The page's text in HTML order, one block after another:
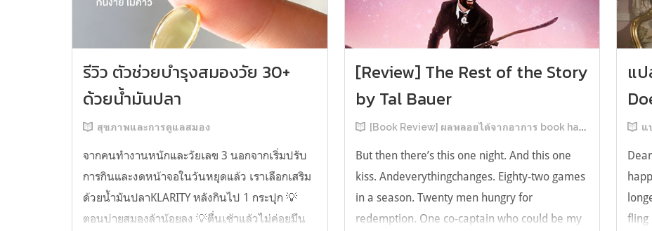
รีวิว ตัวช่วยบำรุงสมองวัย 30+
ด้วยน้ำมันปลา
สุขภาพและการดูแลสมอง
จากคนทำงานหนักและวัยเลข 3 นอกจากเริ่มปรับ
การกินและงดหน้าจอในวันหยุดแล้ว เราเลือกเสริม
ด้วยน้ำมันปลาKLARITY หลังกินไป 1 กระปุก 💡
ตอนบ่ายสมองล้าน้อยลง 💡ตื่นเช้าแล้วไม่ค่อยมึน
[Review] The Rest of the Story
by Tal Bauer
[Book Review] ผลพลอยได้จากอาการ book hangover หลังอ่านสารพัน MM Romance
But then there’s this one night. And this one
kiss. Andeverythingchanges. Eighty-two games
in a season. Twenty men hungry for
redemption. One co-captain who could be my
แ
แ
fling